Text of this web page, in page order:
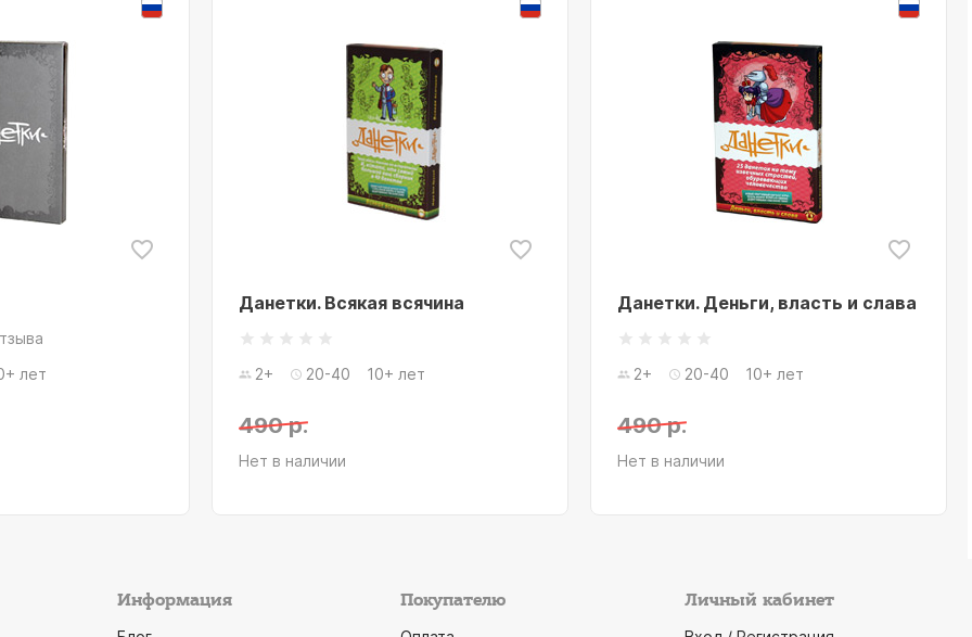
лет
Данетки. Всякая всячина
2+ 20-40 10+ лет
490 р.
Нет в наличии
Данетки. Деньги, власть и слава
2+ 20-40 10+ лет
490 р.
Нет в наличии
Информация Покупателю Личный кабинет